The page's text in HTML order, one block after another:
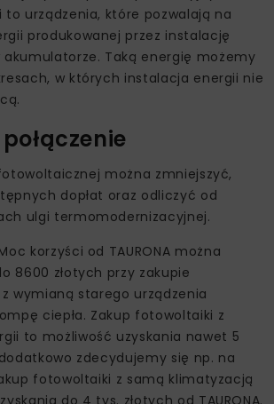
to urządzenia, które pozwalają na
produkowanej przez instalację
Taką energię możemy
w których instalacja energii nie
można zmniejszyć,
dopłat oraz odliczyć od
ulgi termomodernizacyjnej.
korzyści od TAURONA można
8600 złotych przy zakupie
wymianą starego urządzenia
ciepła. Zakup fotowoltaiki z
to możliwość uzyskania nawet 5
zdecydujemy się np. na
fotowoltaiki z samą klimatyzacją
do 4 tys. złotych od TAURONA.